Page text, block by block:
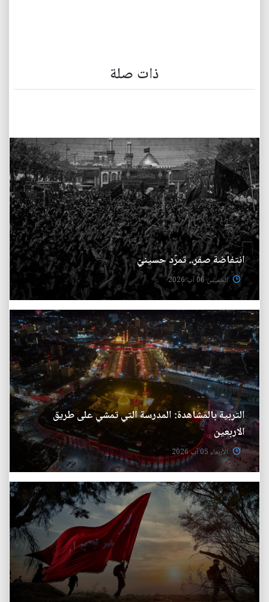
ذات صلة
انتفاضة صفر.. تمرّد حسينيّ
الخميس 06 آب 2026
التربية بالمشاهدة: المدرسة التي تمشي على طريق
الاربعين
الأربعاء 05 آب 2026